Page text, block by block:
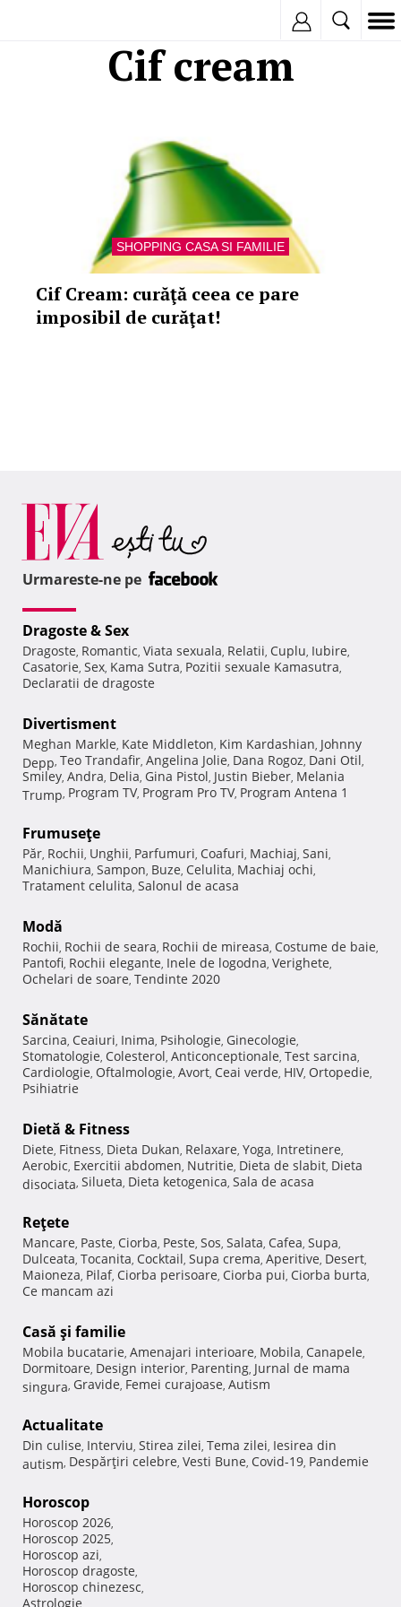
Cif cream
SHOPPING CASA SI FAMILIE
Cif Cream: curăţă ceea ce pare
imposibil de curăţat!
Urmareste-ne pe
Dragoste & Sex
Dragoste, Romantic, Viata sexuala, Relatii, Cuplu, Iubire,
Casatorie, Sex, Kama Sutra, Pozitii sexuale Kamasutra,
Declaratii de dragoste
Divertisment
Meghan Markle, Kate Middleton, Kim Kardashian, Johnny
Depp, Teo Trandafir, Angelina Jolie, Dana Rogoz, Dani Otil,
Smiley, Andra, Delia, Gina Pistol, Justin Bieber, Melania
Trump, Program TV, Program Pro TV, Program Antena 1
Frumuseţe
Păr, Rochii, Unghii, Parfumuri, Coafuri, Machiaj, Sani,
Manichiura, Sampon, Buze, Celulita, Machiaj ochi,
Tratament celulita, Salonul de acasa
Modă
Rochii, Rochii de seara, Rochii de mireasa, Costume de baie,
Pantofi, Rochii elegante, Inele de logodna, Verighete,
Ochelari de soare, Tendinte 2020
Sănătate
Sarcina, Ceaiuri, Inima, Psihologie, Ginecologie,
Stomatologie, Colesterol, Anticonceptionale, Test sarcina,
Cardiologie, Oftalmologie, Avort, Ceai verde, HIV, Ortopedie,
Psihiatrie
Dietă & Fitness
Diete, Fitness, Dieta Dukan, Relaxare, Yoga, Intretinere,
Aerobic, Exercitii abdomen, Nutritie, Dieta de slabit, Dieta
disociata, Silueta, Dieta ketogenica, Sala de acasa
Reţete
Mancare, Paste, Ciorba, Peste, Sos, Salata, Cafea, Supa,
Dulceata, Tocanita, Cocktail, Supa crema, Aperitive, Desert,
Maioneza, Pilaf, Ciorba perisoare, Ciorba pui, Ciorba burta,
Ce mancam azi
Casă şi familie
Mobila bucatarie, Amenajari interioare, Mobila, Canapele,
Dormitoare, Design interior, Parenting, Jurnal de mama
singura, Gravide, Femei curajoase, Autism
Actualitate
Din culise, Interviu, Stirea zilei, Tema zilei, Iesirea din
autism, Despărţiri celebre, Vesti Bune, Covid-19, Pandemie
Horoscop
Horoscop 2026,
Horoscop 2025,
Horoscop azi,
Horoscop dragoste,
Horoscop chinezesc,
Astrologie